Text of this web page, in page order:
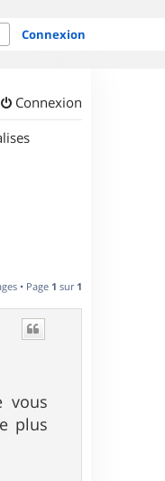
Connexion
Connexion
• Page 1 sur 1
vous
plus